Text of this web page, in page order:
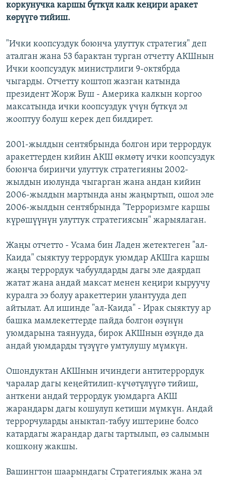
коркунучка каршы бүткүл калк кеңири аракет
көрүүгө тийиш.
"Ички коопсуздук боюнча улуттук стратегия" деп
аталган жана 53 барактан турган отчетту АКШнын
Ички коопсуздук министрлиги 9-октябрда
чыгарды. Отчетту коштоп жазган катында
президент Жорж Буш - Америка калкын коргоо
максатында ички коопсуздук үчүн бүткүл эл
жооптуу болуш керек деп билдирет.
2001-жылдын сентябрында болгон ири террордук
аракеттерден кийин АКШ өкмөтү ички коопсуздук
боюнча биринчи улуттук стратегияны 2002-
жылдын июлунда чыгарган жана андан кийин
2006-жылдын мартында аны жаңыртып, ошол эле
2006-жылдын сентябрында "Терроризмге каршы
күрөшүүнүн улуттук стратегиясын" жарыялаган.
Жаңы отчетто - Усама бин Ладен жетектеген "ал-
Каида" сыяктуу террордук уюмдар АКШга каршы
жаңы террордук чабуулдарды дагы эле даярдап
жатат жана андай максат менен кеңири кыруучу
куралга ээ болуу аракеттерин улантууда деп
айтылат. Ал ишинде "ал-Каида" - Ирак сыяктуу ар
башка мамлекеттерде пайда болгон өзүнүн
уюмдарына таянууда, бирок АКШнын өзүндө да
андай уюмдарды түзүүгө умтулушу мүмкүн.
Ошондуктан АКШнын ичиндеги антитеррордук
чаралар дагы кеңейтилип-күчөтүлүүгө тийиш,
анткени андай террордук уюмдарга АКШ
жарандары дагы кошулуп кетиши мүмкүн. Андай
террорчуларды аныктап-табуу иштерине болсо
катардагы жарандар дагы тартылып, өз салымын
кошкону жакшы.
Вашингтон шаарындагы Стратегиялык жана эл